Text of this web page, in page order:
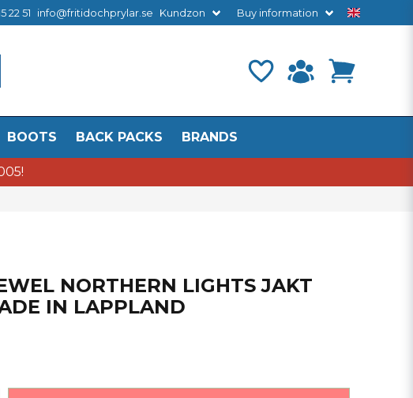
22 51 info@fritidochprylar.se Kundzon Buy information
BOOTS BACK PACKS BRANDS
NORTHERN LIGHTS JAKT
IN LAPPLAND